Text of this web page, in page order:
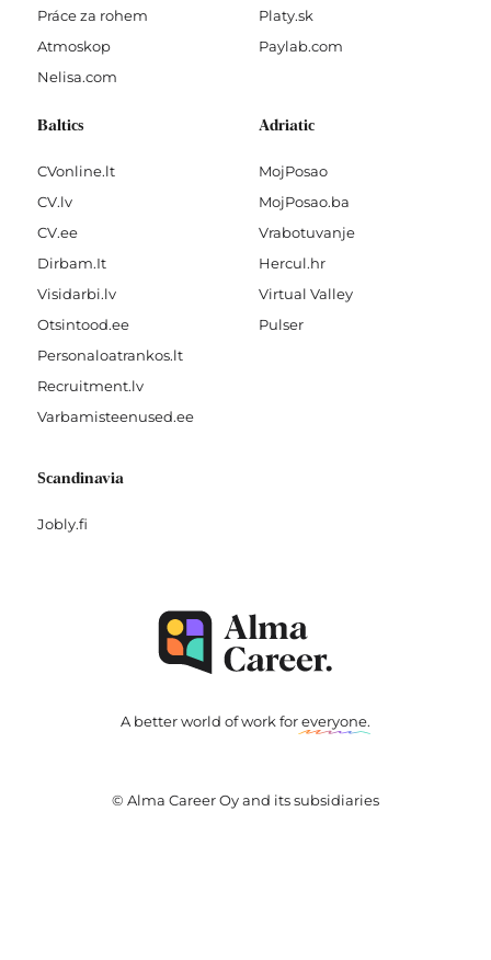
Práce za rohem
Atmoskop
Nelisa.com
Platy.sk
Paylab.com
Baltics
CVonline.lt
CV.lv
CV.ee
Dirbam.It
Visidarbi.lv
Otsintood.ee
Personaloatrankos.lt
Recruitment.lv
Varbamisteenused.ee
Adriatic
MojPosao
MojPosao.ba
Vrabotuvanje
Hercul.hr
Virtual Valley
Pulser
Scandinavia
Jobly.fi
A better world of work foreveryone.
© Alma Career Oy and its subsidiaries